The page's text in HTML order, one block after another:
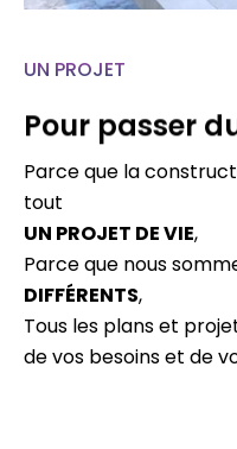
UN PROJET
Pour passer
Parce que la
tout
UN PROJET DE VIE,
Parce que nous
DIFFÉRENTS,
Tous les plans et
de vos besoins et de